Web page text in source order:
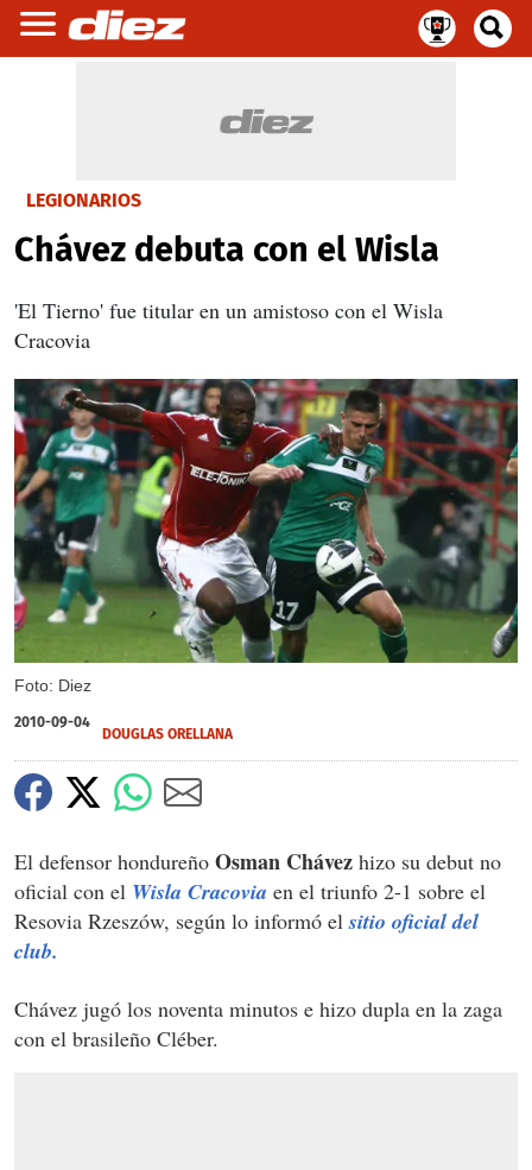
LEGIONARIOS
Chávez debuta con el Wisla
'El Tierno' fue titular en un amistoso con el Wisla
Cracovia
Foto: Diez
2010-09-04
DOUGLAS ORELLANA
El defensor hondureño Osman Chávez hizo su debut no
oficial con el Wisla Cracovia en el triunfo 2-1 sobre el
Resovia Rzeszów, según lo informó elsitio oficial del
club.
Chávez jugó los noventa minutos e hizo dupla en la zaga
con el brasileño Cléber.